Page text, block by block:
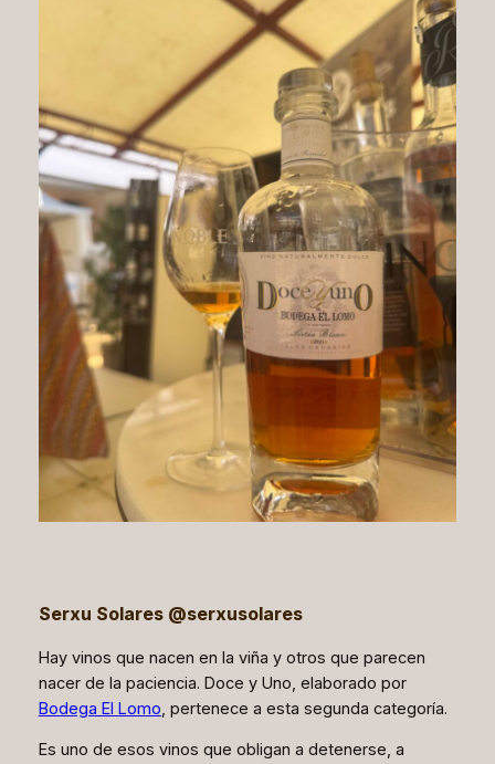
Serxu Solares @serxusolares
Hay vinos que nacen en la viña y otros que parecen
nacer de la paciencia. Doce y Uno, elaborado por
Bodega El Lomo, pertenece a esta segunda categoría.
Es uno de esos vinos que obligan a detenerse, a